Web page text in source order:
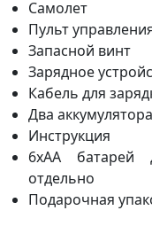
Самолет
Пульт
Запасной винт
Зарядное
Кабель для
Два аккумулятора
Инструкция
6хАА батарей
отдельно
Подарочная